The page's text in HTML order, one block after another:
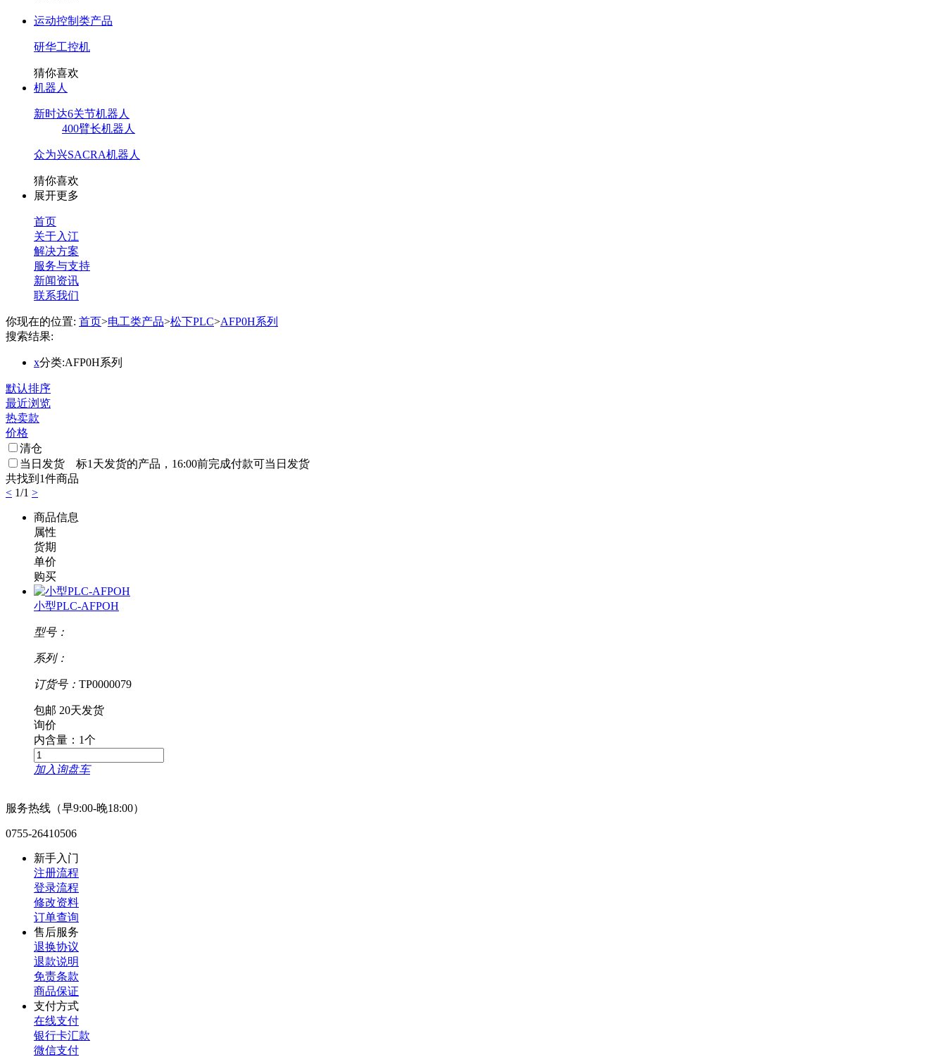
运动控制类产品
研华工控机
猜你喜欢
机器人
新时达6关节机器人
400臂长机器人
众为兴SACRA机器人
猜你喜欢
展开更多
首页
关于入江
解决方案
服务与支持
新闻资讯
联系我们
你现在的位置: 首页>电工类产品>松下PLC>AFP0H系列
搜索结果:
x分类:AFP0H系列
默认排序
最近浏览
热卖款
价格
清仓
当日发货 标1天发货的产品，16:00前完成付款可当日发货
共找到 1件商品
< 1/1 >
商品信息
属性
货期
单价
购买
小型PLC-AFPOH
型号：
系列：
订货号： TP0000079
包邮 20天发货
询价
内含量：1个
加入询盘车
服务热线（早9:00-晚18:00）
0755-26410506
新手入门
注册流程
登录流程
修改资料
订单查询
售后服务
退换协议
退款说明
免责条款
商品保证
支付方式
在线支付
银行卡汇款
微信支付